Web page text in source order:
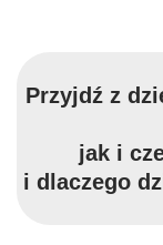
Przyjdź z
jak i
i dlaczego